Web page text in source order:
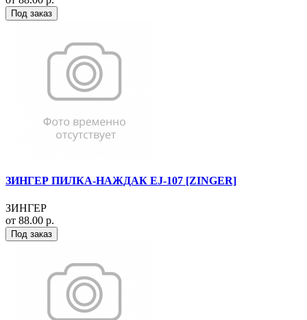
Под заказ
ЗИНГЕР ПИЛКА-НАЖДАК EJ-107 [ZINGER]
ЗИНГЕР
от 88.00 р.
Под заказ